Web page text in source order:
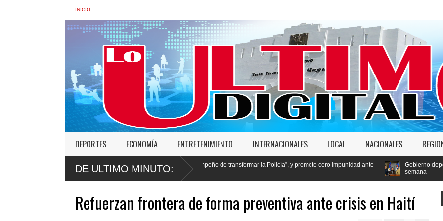
INICIO
DEPORTES ECONOMÍA ENTRETENIMIENTO INTERNACIONALES LOCAL NACIONALES
DE ULTIMO MINUTO:
Ministra de Interior: “No vamos a desistir en nuestro empeño de transformar la Policía”, y promete cero impunidad ante
Gobierno deportó 7,237
Refuerzan frontera de forma preventiva ante crisis en Haití